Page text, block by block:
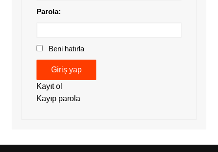
Parola:
Beni hatırla
Giriş yap
Kayıt ol
Kayıp parola